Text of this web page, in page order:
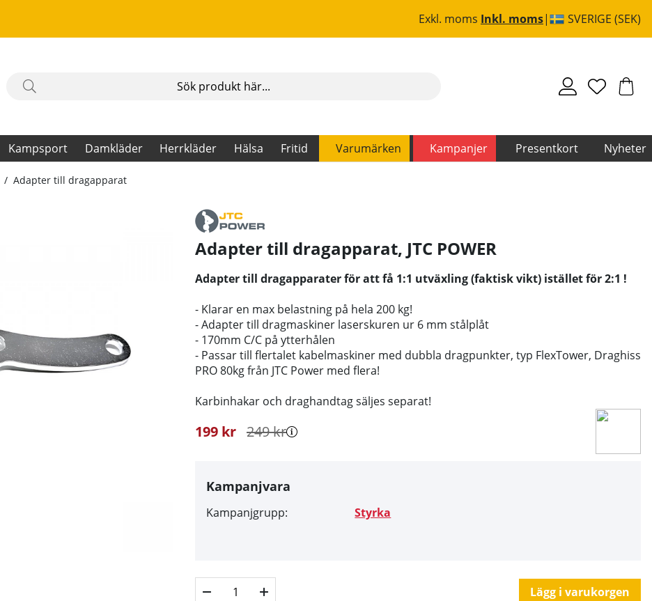
Exkl. moms Inkl. moms SVERIGE (SEK)
Kampsport Damkläder Herrkläder Hälsa Fritid Varumärken Kampanjer Presentkort Nyheter
Adapter till dragapparat
Adapter till dragapparat, JTC POWER
Adapter till dragapparater för att få 1:1 utväxling (faktisk vikt) istället för 2:1 !
- Klarar en max belastning på hela 200 kg!
- Adapter till dragmaskiner laserskuren ur 6 mm stålplåt
- 170mm C/C på ytterhålen
- Passar till flertalet kabelmaskiner med dubbla dragpunkter, typ FlexTower, Draghiss
PRO 80kg från JTC Power med flera!
Karbinhakar och draghandtag säljes separat!
249kr
199 kr
Kampanjvara
Kampanjgrupp: Styrka
Lägg i varukorgen